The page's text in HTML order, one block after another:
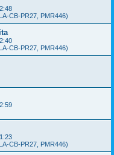
CB-PR27, PMR446)
CB-PR27, PMR446)
CB-PR27, PMR446)